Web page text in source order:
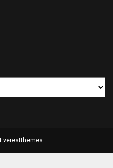
Everestthemes